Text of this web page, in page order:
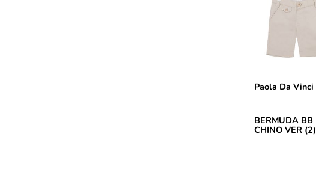
Paola Da Vinci
BERMUDA BB
CHINO VER (2)